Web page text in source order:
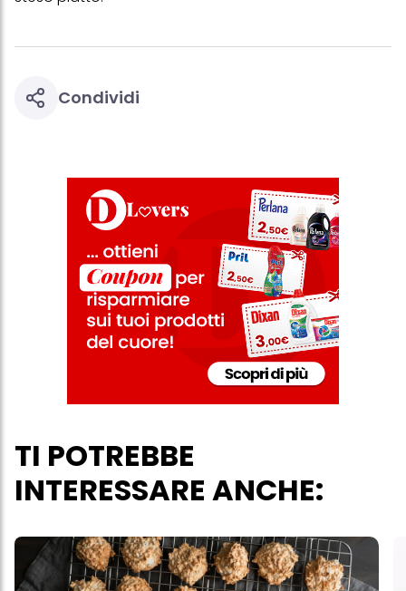
Condividi
TI POTREBBE
INTERESSARE ANCHE:
con dati ottenuti da terze parti e altri siti Web. Utilizziamo questi
alla tua famiglia, nonché per misurare e ottimizzare il successo
delle campagne pubblicitarie.
simili"). Puoi revocare il tuo consenso in qualsiasi momento con
effetto per il futuro disabilitando i cookie sul nostro sito web nella
sezione "Impostazioni cookie" collegata nel piè di pagina. Per
ulteriori informazioni sui cookie utilizzati su questo sito Web, in
particolare sul loro periodo di conservazione, consultare le
informazioni dettagliate su ciascun cookie disponibili facendo
clic su "modifica" di seguito".
Se fai clic su "Modifica" potrai trovare maggiori informazioni sul
trattamento dei tuoi dati / sull'uso dei cookie e consentirli per uno o
più degli scopi sopra menzionati. Cliccando su "Accetta tutto",
acconsenti all'uso dei cookie e al trattamento dei tuoi dati
personali per tutte le finalità sopra indicate. Se fai clic su "Rifiuta",
verranno utilizzati solo i cookie tecnicamente necessari per fornirti